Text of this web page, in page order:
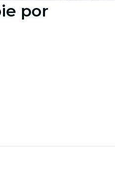
por